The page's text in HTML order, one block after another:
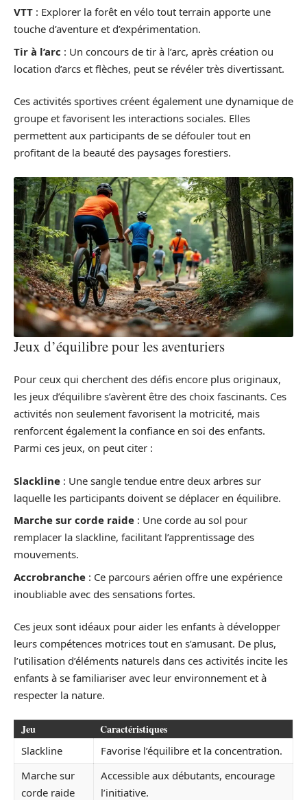
VTT : Explorer la forêt en vélo tout terrain apporte une
touche d’aventure et d’expérimentation.
Tir à l’arc : Un concours de tir à l’arc, après création ou
location d’arcs et flèches, peut se révéler très divertissant.
Ces activités sportives créent également une dynamique de
groupe et favorisent les interactions sociales. Elles
permettent aux participants de se défouler tout en
profitant de la beauté des paysages forestiers.
Jeux d’équilibre pour les aventuriers
Pour ceux qui cherchent des défis encore plus originaux,
les jeux d’équilibre s’avèrent être des choix fascinants. Ces
activités non seulement favorisent la motricité, mais
renforcent également la confiance en soi des enfants.
Parmi ces jeux, on peut citer :
Slackline : Une sangle tendue entre deux arbres sur
laquelle les participants doivent se déplacer en équilibre.
Marche sur corde raide : Une corde au sol pour
remplacer la slackline, facilitant l’apprentissage des
mouvements.
Accrobranche : Ce parcours aérien offre une expérience
inoubliable avec des sensations fortes.
Ces jeux sont idéaux pour aider les enfants à développer
leurs compétences motrices tout en s’amusant. De plus,
l’utilisation d’éléments naturels dans ces activités incite les
enfants à se familiariser avec leur environnement et à
respecter la nature.
Jeu Caractéristiques
Slackline
Favorise l’équilibre et la concentration.
Marche sur
corde raide
Accessible aux débutants, encourage
l’initiative.